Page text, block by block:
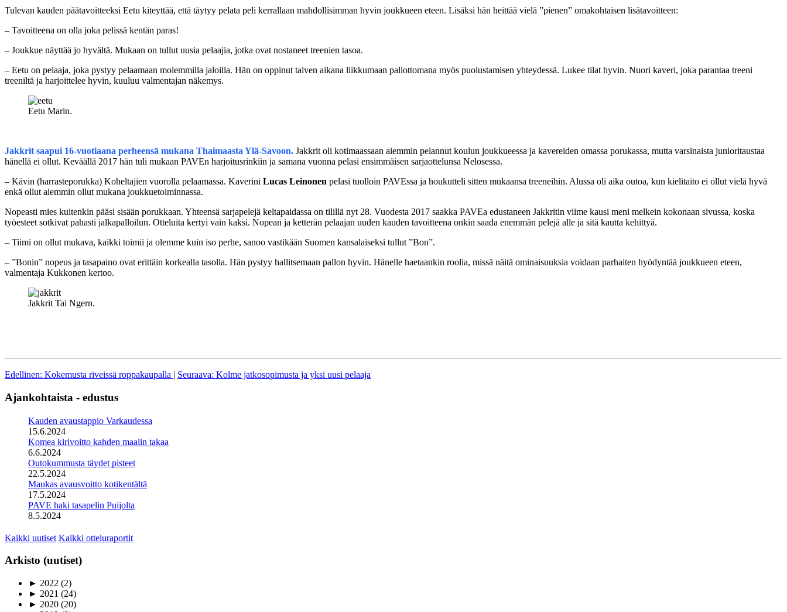
Tulevan kauden päätavoitteeksi Eetu kiteyttää, että täytyy pelata peli kerrallaan mahdollisimman hyvin joukkueen eteen. Lisäksi hän heittää vielä ”pienen” omakohtaisen lisätavoitteen:
– Tavoitteena on olla joka pelissä kentän paras!
– Joukkue näyttää jo hyvältä. Mukaan on tullut uusia pelaajia, jotka ovat nostaneet treenien tasoa.
– Eetu on pelaaja, joka pystyy pelaamaan molemmilla jaloilla. Hän on oppinut talven aikana liikkumaan pallottomana myös puolustamisen yhteydessä. Lukee tilat hyvin. Nuori kaveri, joka parantaa treeni
treeniltä ja harjoittelee hyvin, kuuluu valmentajan näkemys.
Eetu Marin.
Jakkrit saapui 16-vuotiaana perheensä mukana Thaimaasta Ylä-Savoon. Jakkrit oli kotimaassaan aiemmin pelannut koulun joukkueessa ja kavereiden omassa porukassa, mutta varsinaista junioritaustaa
hänellä ei ollut. Keväällä 2017 hän tuli mukaan PAVEn harjoitusrinkiin ja samana vuonna pelasi ensimmäisen sarjaottelunsa Nelosessa.
– Kävin (harrasteporukka) Koheltajien vuorolla pelaamassa. Kaverini Lucas Leinonen pelasi tuolloin PAVEssa ja houkutteli sitten mukaansa treeneihin. Alussa oli aika outoa, kun kielitaito ei ollut vielä hyvä
enkä ollut aiemmin ollut mukana joukkuetoiminnassa.
Nopeasti mies kuitenkin pääsi sisään porukkaan. Yhteensä sarjapelejä keltapaidassa on tilillä nyt 28. Vuodesta 2017 saakka PAVEa edustaneen Jakkritin viime kausi meni melkein kokonaan sivussa, koska
työesteet sotkivat pahasti jalkapalloilun. Otteluita kertyi vain kaksi. Nopean ja ketterän pelaajan uuden kauden tavoitteena onkin saada enemmän pelejä alle ja sitä kautta kehittyä.
– Tiimi on ollut mukava, kaikki toimii ja olemme kuin iso perhe, sanoo vastikään Suomen kansalaiseksi tullut ”Bon”.
– ”Bonin” nopeus ja tasapaino ovat erittäin korkealla tasolla. Hän pystyy hallitsemaan pallon hyvin. Hänelle haetaankin roolia, missä näitä ominaisuuksia voidaan parhaiten hyödyntää joukkueen eteen,
valmentaja Kukkonen kertoo.
Jakkrit Tai Ngern.
Edellinen: Kokemusta riveissä roppakaupalla | Seuraava: Kolme jatkosopimusta ja yksi uusi pelaaja
Ajankohtaista - edustus
Kauden avaustappio Varkaudessa
15.6.2024
Komea kirivoitto kahden maalin takaa
6.6.2024
Outokummusta täydet pisteet
22.5.2024
Maukas avausvoitto kotikentältä
17.5.2024
PAVE haki tasapelin Puijolta
8.5.2024
Kaikki uutiset Kaikki otteluraportit
Arkisto (uutiset)
► 2022 (2)
► 2021 (24)
► 2020 (20)